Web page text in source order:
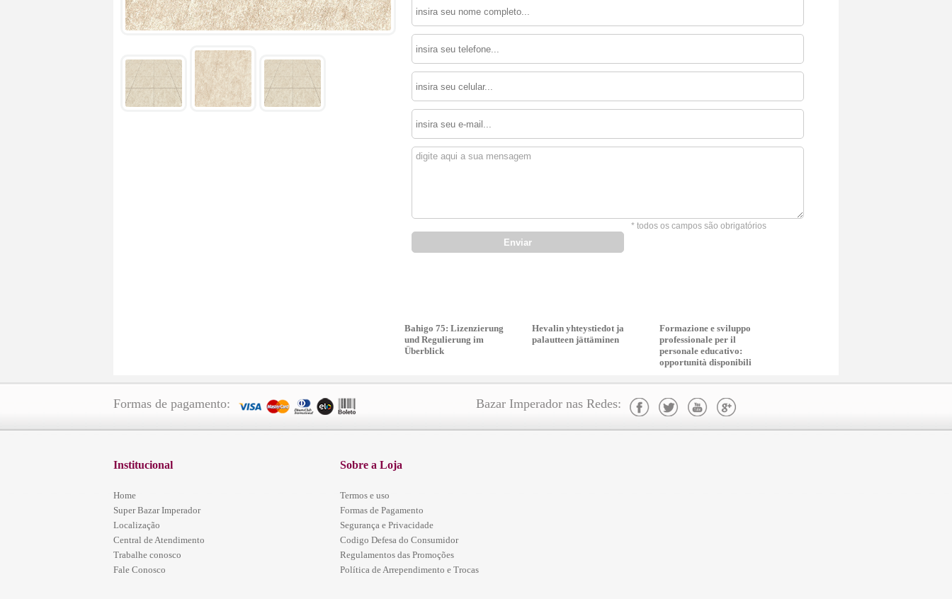
* todos os campos são obrigatórios
Bahigo 75: Lizenzierung
und Regulierung im
Überblick
Hevalin yhteystiedot ja
palautteen jättäminen
Formazione e sviluppo
professionale per il
personale educativo:
opportunità disponibili
Formas de pagamento: Bazar Imperador nas Redes:
Institucional
Home
Super Bazar Imperador
Localização
Central de Atendimento
Trabalhe conosco
Fale Conosco
Sobre a Loja
Termos e uso
Formas de Pagamento
Segurança e Privacidade
Codigo Defesa do Consumidor
Regulamentos das Promoções
Política de Arrependimento e Trocas